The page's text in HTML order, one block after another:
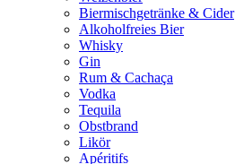
Biermischgetränke & Cider
Alkoholfreies Bier
Whisky
Gin
Rum & Cachaça
Vodka
Tequila
Obstbrand
Likör
Apéritifs